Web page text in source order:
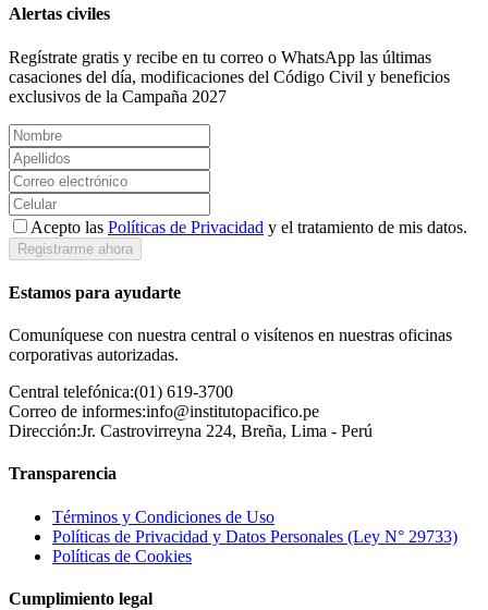
Alertas civiles
Regístrate gratis y recibe en tu correo o WhatsApp las últimas
casaciones del día, modificaciones del Código Civil y beneficios
exclusivos de la Campaña 2027
Acepto las Políticas de Privacidad y el tratamiento de mis datos.
Registrarme ahora
Estamos para ayudarte
Comuníquese con nuestra central o visítenos en nuestras oficinas
corporativas autorizadas.
Central telefónica:(01) 619-3700
Correo de informes:info@institutopacifico.pe
Dirección:Jr. Castrovirreyna 224, Breña, Lima - Perú
Transparencia
Términos y Condiciones de Uso
Políticas de Privacidad y Datos Personales (Ley N° 29733)
Políticas de Cookies
Cumplimiento legal